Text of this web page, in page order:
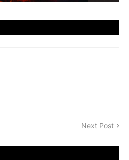
Next Post